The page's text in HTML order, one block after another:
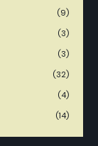
(9)
(3)
(3)
(32)
(4)
(14)